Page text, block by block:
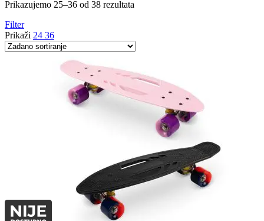
Prikazujemo 25–36 od 38 rezultata
Filter
Prikaži 24 36